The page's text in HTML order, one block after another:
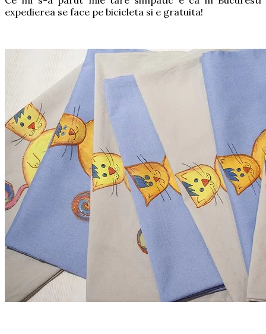
expedierea se face pe bicicleta si e gratuita!